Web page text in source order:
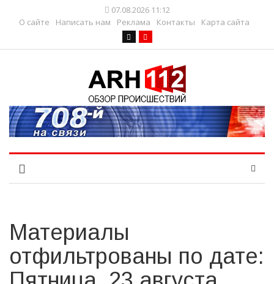
07.08.2026 11:12
О сайте
Написать нам Реклама Контакты Карта сайта
Материалы
отфильтрованы по дате: